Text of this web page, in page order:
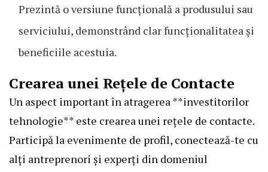
Prezintă o versiune funcțională a produsului sau
serviciului, demonstrând clar funcționalitatea și
beneficiile acestuia.
Crearea unei Rețele de Contacte
Un aspect important în atragerea **investitorilor
tehnologie** este crearea unei rețele de contacte.
Participă la evenimente de profil, conectează-te cu
alți antreprenori și experți din domeniul